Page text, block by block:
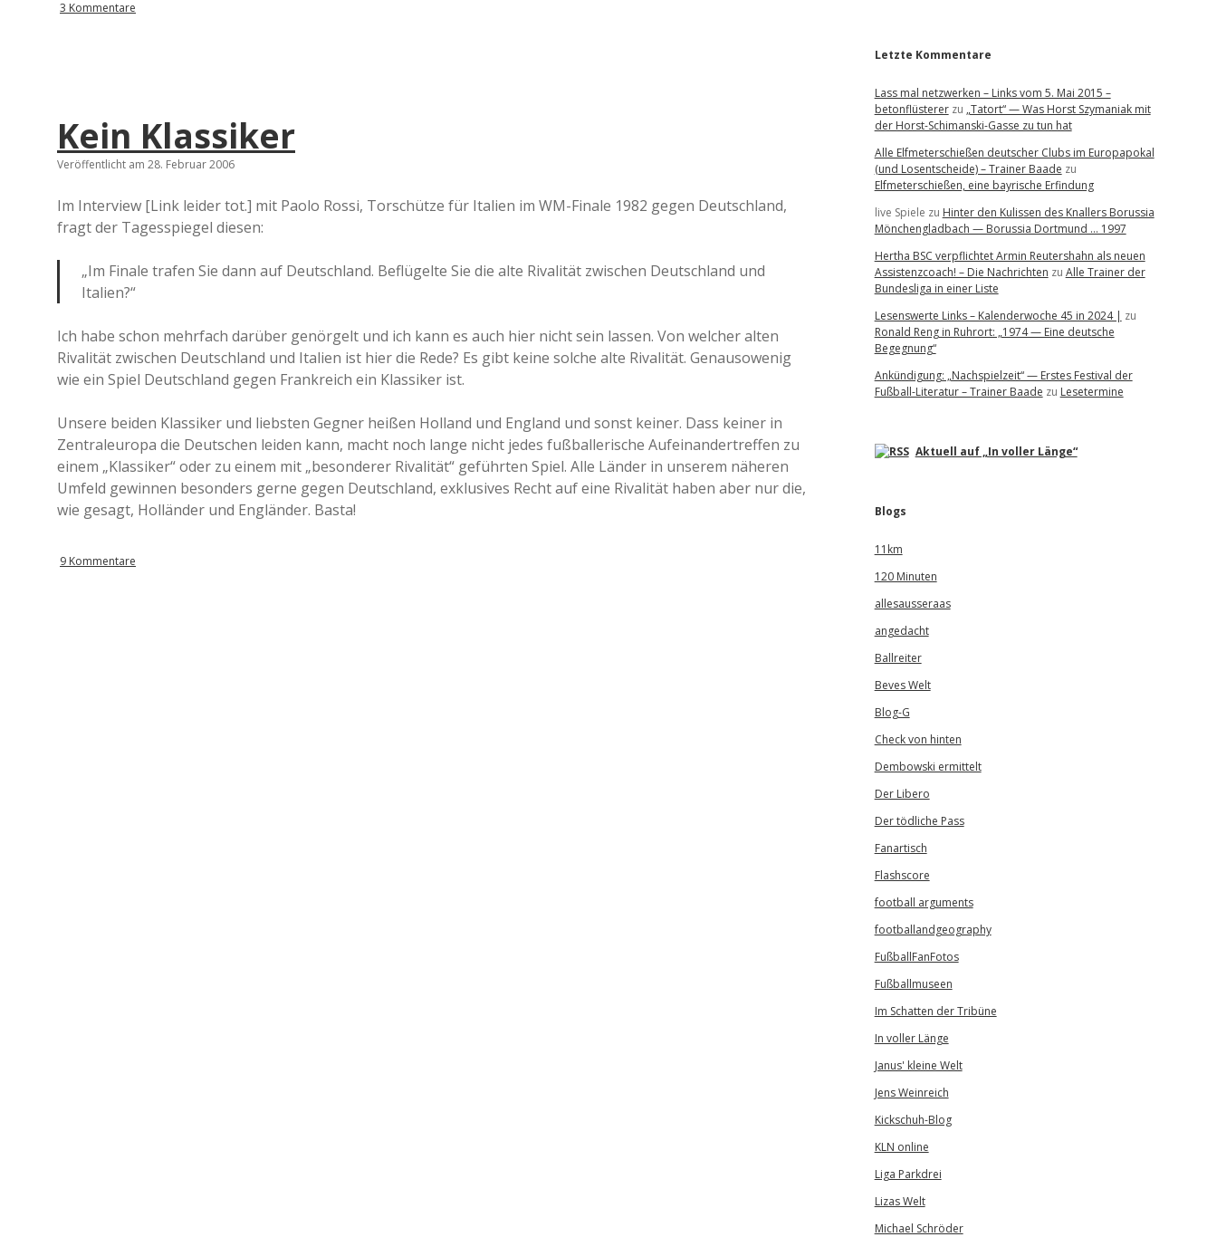
e
3 Kommentare
Kein Klassiker
Veröffentlicht am 28. Februar 2006
Im Interview [Link leider tot.] mit Paolo Rossi, Torschütze für Italien im WM-Finale 1982 gegen Deutschland,
fragt der Tagesspiegel diesen:
„Im Finale trafen Sie dann auf Deutschland. Beflügelte Sie die alte Rivalität zwischen Deutschland und
Italien?“
Ich habe schon mehrfach darüber genörgelt und ich kann es auch hier nicht sein lassen. Von welcher alten
Rivalität zwischen Deutschland und Italien ist hier die Rede? Es gibt keine solche alte Rivalität. Genausowenig
wie ein Spiel Deutschland gegen Frankreich ein Klassiker ist.
Unsere beiden Klassiker und liebsten Gegner heißen Holland und England und sonst keiner. Dass keiner in
Zentraleuropa die Deutschen leiden kann, macht noch lange nicht jedes fußballerische Aufeinandertreffen zu
einem „Klassiker“ oder zu einem mit „besonderer Rivalität“ geführten Spiel. Alle Länder in unserem näheren
Umfeld gewinnen besonders gerne gegen Deutschland, exklusives Recht auf eine Rivalität haben aber nur die,
wie gesagt, Holländer und Engländer. Basta!
9 Kommentare
Letzte Kommentare
Lass mal netzwerken – Links vom 5. Mai 2015 –
betonflüstererzu „Tatort“ — Was Horst Szymaniak mit
der Horst-Schimanski-Gasse zu tun hat
Alle Elfmeterschießen deutscher Clubs im Europapokal
(und Losentscheide) – Trainer Baade zu
Elfmeterschießen, eine bayrische Erfindung
live Spiele zu Hinter den Kulissen des Knallers Borussia
Mönchengladbach — Borussia Dortmund … 1997
Hertha BSC verpflichtet Armin Reutershahn als neuen
Assistenzcoach! – Die Nachrichten zu Alle Trainer der
Bundesliga in einer Liste
Lesenswerte Links – Kalenderwoche 45 in 2024 | zu
Ronald Reng in Ruhrort: „1974 — Eine deutsche
Begegnung“
Ankündigung: „Nachspielzeit“ — Erstes Festival der
Fußball-Literatur – Trainer Baade zu Lesetermine
Aktuell auf „In voller Länge“
Blogs
11km
120 Minuten
allesausseraas
angedacht
Ballreiter
Beves Welt
Blog-G
Check von hinten
Dembowski ermittelt
Der Libero
Der tödliche Pass
Fanartisch
Flashscore
football arguments
footballandgeography
FußballFanFotos
Fußballmuseen
Im Schatten der Tribüne
In voller Länge
Janus' kleine Welt
Jens Weinreich
Kickschuh-Blog
KLN online
Liga Parkdrei
Lizas Welt
Michael Schröder